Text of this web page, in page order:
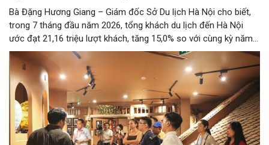
Bà Đặng Hương Giang – Giám đốc Sở Du lịch Hà Nội cho biết,
trong 7 tháng đầu năm 2026, tổng khách du lịch đến Hà Nội
ước đạt 21,16 triệu lượt khách, tăng 15,0% so với cùng kỳ năm
2025. Tổng thu từ khách du lịch ước đạt 86,47 nghìn tỷ đồng,
tăng 17,9% so với cùng kỳ năm trước.